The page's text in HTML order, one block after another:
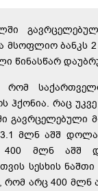
მსოფლიო ბანკს
წინასწარ
რომ
რაც უკვე
გავრცელებული
მლნ აშშ
მლნ აშშ
სესხის
რომ არც 400